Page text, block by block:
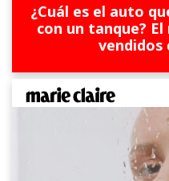
¿Cuál es el auto
con un tanque?
vendidos